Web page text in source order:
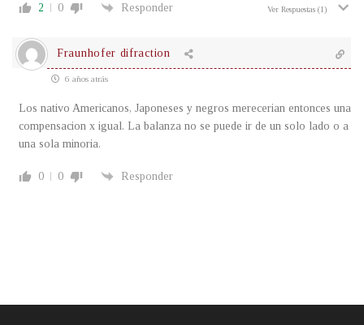
2 0 Responder Ver Respuestas (1)
Fraunhofer difraction
6 años atrás
Los nativo Americanos, Japoneses y negros merecerian entonces una
compensacion x igual. La balanza no se puede ir de un solo lado o a
una sola minoria.
0 0 Responder